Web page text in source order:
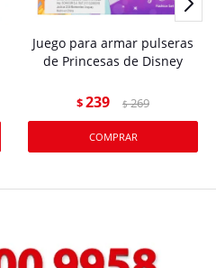
Juego para armar pulseras
de Princesas de Disney
$239 $ 269